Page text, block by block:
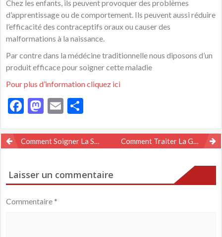
Chez les enfants, ils peuvent provoquer des problèmes
d’apprentissage ou de comportement. Ils peuvent aussi réduire
l’efficacité des contraceptifs oraux ou causer des
malformations à la naissance.
Par contre dans la médécine traditionnelle nous diposons d’un
produit efficace pour soigner cette maladie
Pour plus d’information cliquez ici
Facebook
Mastodon
Email
Navigation
l’article
Comment Soigner La Salpingite Naturellement Avec Les Racines Comment Traiter La Galactorrhée Naturellement ? Définition, Causes
Laisser un commentaire
Commentaire *